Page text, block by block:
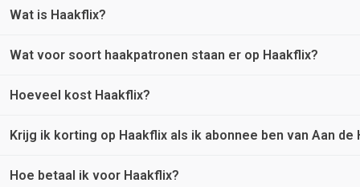
Wat is Haakflix?
Haakflix is een online platform met een groot aanbod van
bedrag per maand.
Wat voor soort haakpatronen staan er op Haakflix?
Haakflix biedt je de leukste, meest trendy haakpatronen van
Magazine.
Hoeveel kost Haakflix?
Haakflix open je waar en wanneer je maar wilt. Vanaf slechts
Krijg ik korting op Haakflix als ik abonnee ben van Aan de
Ja, als abonnee van Aan de Haak krijg je extra korting op
Hoe betaal ik voor Haakflix?